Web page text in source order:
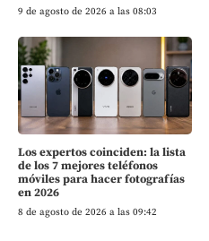
9 de agosto de 2026 a las 08:03
Los expertos coinciden: la lista
de los 7 mejores teléfonos
móviles para hacer fotografías
en 2026
8 de agosto de 2026 a las 09:42